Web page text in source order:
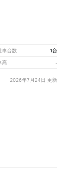
車台数 1台
高 -
2026年7月24日 更新